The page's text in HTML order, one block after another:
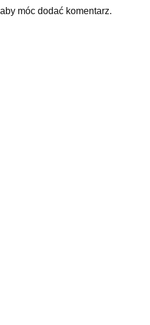
, aby móc dodać komentarz.